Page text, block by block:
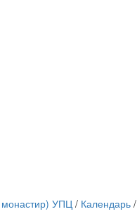
монастир) УПЦ/ Календарь/